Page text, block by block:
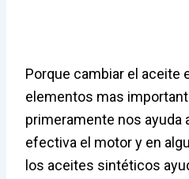
Porque cambiar el aceite
elementos mas
primeramente nos ayuda
efectiva el motor y en
los aceites sintéticos